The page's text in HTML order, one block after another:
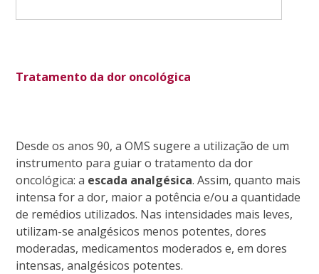
Tratamento da dor oncológica
Desde os anos 90, a OMS sugere a utilização de um
instrumento para guiar o tratamento da dor
oncológica: a escada analgésica. Assim, quanto mais
intensa for a dor, maior a potência e/ou a quantidade
de remédios utilizados. Nas intensidades mais leves,
utilizam-se analgésicos menos potentes, dores
moderadas, medicamentos moderados e, em dores
intensas, analgésicos potentes.